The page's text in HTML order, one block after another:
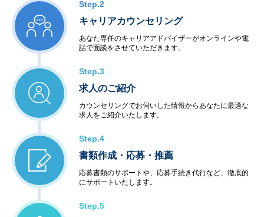
Step.2
キャリアカウンセリング
あなた専任のキャリアアドバイザーがオンラインや電
話で面談をさせていただきます。
Step.3
求人のご紹介
カウンセリングでお伺いした情報からあなたに最適な
求人をご紹介いたします。
Step.4
書類作成・応募・推薦
応募書類のサポートや、応募手続き代行など、徹底的
にサポートいたします。
Step.5